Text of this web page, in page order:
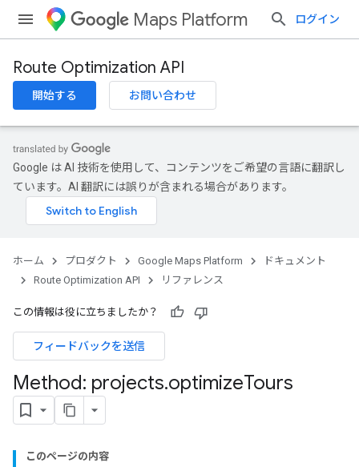
Maps Platform ログイン
Route Optimization API
開始する お問い合わせ
Google は AI 技術を使用して、コンテンツをご希望の言語に翻訳し
ています。AI 翻訳には誤りが含まれる場合があります。
ホーム プロダクト Google Maps Platform
ドキュメント
Route Optimization API
リファレンス
この情報は役に立ちましたか？
フィードバックを送信
Method: projects.optimizeTours
このページの内容